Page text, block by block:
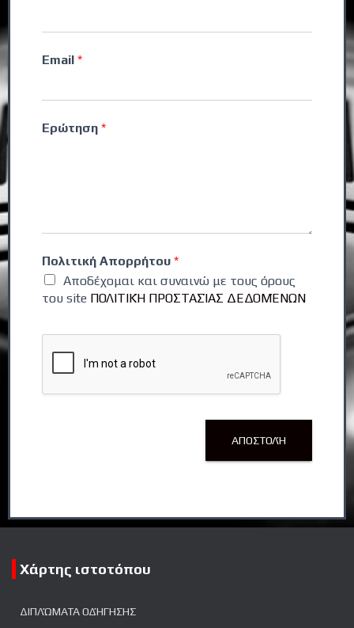
Email *
Ερώτηση *
Πολιτική Απορρήτου *
Αποδέχομαι και συναινώ με τους όρους
του site ΠΟΛΙΤΙΚΉ ΠΡΟΣΤΑΣΊΑΣ ΔΕΔΟΜΈΝΩΝ
ΑΠΟΣΤΟΛΉ
Χάρτης ιστοτόπου
ΔΙΠΛΏΜΑΤΑ ΟΔΉΓΗΣΗΣ